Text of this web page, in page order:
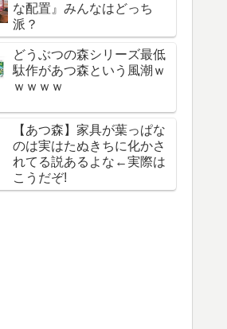
な配置』みんなはどっち
派？
どうぶつの森シリーズ最低
駄作があつ森という風潮ｗ
ｗｗｗｗ
【あつ森】家具が葉っぱな
のは実はたぬきちに化かさ
れてる説あるよな←実際は
こうだぞ!